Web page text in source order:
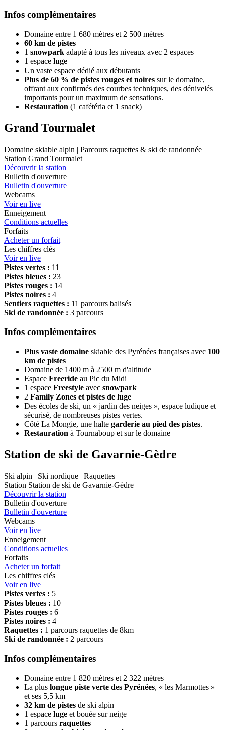
Infos complémentaires
Domaine entre 1 680 mètres et 2 500 mètres
60 km de pistes
1 snowpark adapté à tous les niveaux avec 2 espaces
1 espace luge
Un vaste espace dédié aux débutants
Plus de 60 % de pistes rouges et noires sur le domaine,
offrant aux confirmés des courbes techniques, des dénivelés
importants pour un maximum de sensations.
Restauration (1 cafétéria et 1 snack)
Grand Tourmalet
Domaine skiable alpin | Parcours raquettes & ski de randonnée
Station Grand Tourmalet
Découvrir la station
Bulletin d'ouverture
Bulletin d'ouverture
Webcams
Voir en live
Enneigement
Conditions actuelles
Forfaits
Acheter un forfait
Les chiffres clés
Voir en live
Pistes vertes : 11
Pistes bleues : 23
Pistes rouges : 14
Pistes noires : 4
Sentiers raquettes : 11 parcours balisés
Ski de randonnée : 3 parcours
Infos complémentaires
Plus vaste domaine skiable des Pyrénées françaises avec 100
km de pistes
Domaine de 1400 m à 2500 m d'altitude
Espace Freeride au Pic du Midi
1 espace Freestyle avec snowpark
2 Family Zones et pistes de luge
Des écoles de ski, un « jardin des neiges », espace ludique et
sécurisé, de nombreuses pistes vertes.
Côté La Mongie, une halte garderie au pied des pistes.
Restauration à Tournaboup et sur le domaine
Station de ski de Gavarnie-Gèdre
Ski alpin | Ski nordique | Raquettes
Station Station de ski de Gavarnie-Gèdre
Découvrir la station
Bulletin d'ouverture
Bulletin d'ouverture
Webcams
Voir en live
Enneigement
Conditions actuelles
Forfaits
Acheter un forfait
Les chiffres clés
Voir en live
Pistes vertes : 5
Pistes bleues : 10
Pistes rouges : 6
Pistes noires : 4
Raquettes : 1 parcours raquettes de 8km
Ski de randonnée : 2 parcours
Infos complémentaires
Domaine entre 1 820 mètres et 2 322 mètres
La plus longue piste verte des Pyrénées, « les Marmottes »
et ses 5,5 km
32 km de pistes de ski alpin
1 espace luge et bouée sur neige
1 parcours raquettes